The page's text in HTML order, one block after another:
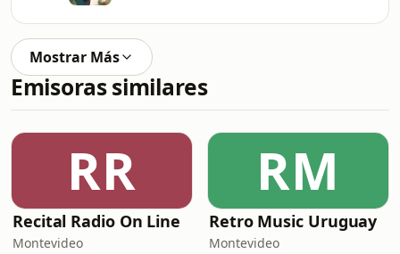
Mostrar Más
Emisoras similares
RR
Recital Radio On Line
Montevideo
RM
Retro Music Uruguay
Montevideo